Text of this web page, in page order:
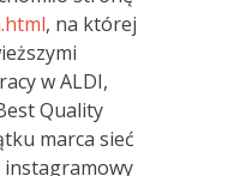
, na której
w ALDI,
Quality
marca sieć
instagramowy